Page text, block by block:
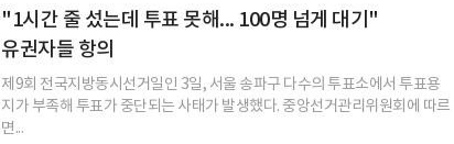
"1시간 줄 섰는데 투표 못해... 100명 넘게 대기"
유권자들 항의
제9회 전국지방동시선거일인 3일, 서울 송파구 다수의 투표소에서 투표용
지가 부족해 투표가 중단되는 사태가 발생했다. 중앙선거관리위원회에 따르
면...